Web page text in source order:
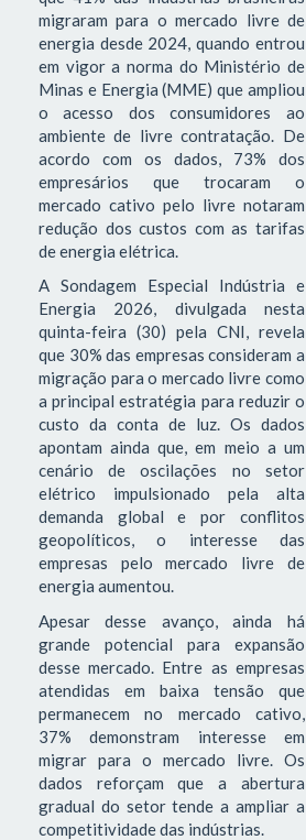
migraram para o mercado livre de
energia desde 2024, quando entrou
em vigor a norma do Ministério de
Minas e Energia (MME) que ampliou
o acesso dos consumidores ao
ambiente de livre contratação. De
acordo com os dados, 73% dos
empresários que trocaram o
mercado cativo pelo livre notaram
redução dos custos com as tarifas
de energia elétrica.
A Sondagem Especial Indústria e
Energia 2026, divulgada nesta
quinta-feira (30) pela CNI, revela
que 30% das empresas consideram a
migração para o mercado livre como
a principal estratégia para reduzir o
custo da conta de luz. Os dados
apontam ainda que, em meio a um
cenário de oscilações no setor
elétrico impulsionado pela alta
demanda global e por conflitos
geopolíticos, o interesse das
empresas pelo mercado livre de
energia aumentou.
Apesar desse avanço, ainda há
grande potencial para expansão
desse mercado. Entre as empresas
atendidas em baixa tensão que
permanecem no mercado cativo,
37% demonstram interesse em
migrar para o mercado livre. Os
dados reforçam que a abertura
gradual do setor tende a ampliar a
competitividade das indústrias.